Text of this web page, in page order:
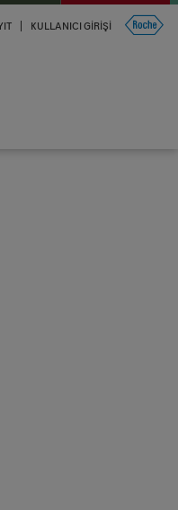
KULLANICI GIRIŞI